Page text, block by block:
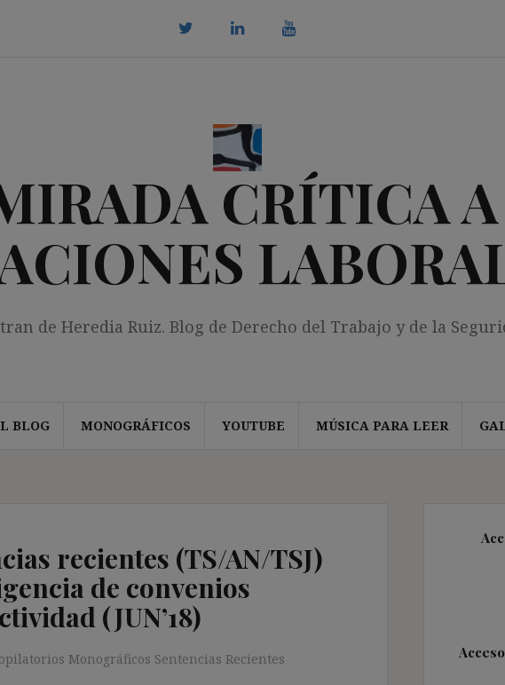
CRÍTICA
de Heredia Ruiz. Blog de Derecho del Trabajo y de la
BLOG MONOGRÁFICOS YOUTUBE MÚSICA PARA LEER
recientes (TS/AN/TSJ)
de convenios
(JUN’18)
Monográficos Sentencias Recientes